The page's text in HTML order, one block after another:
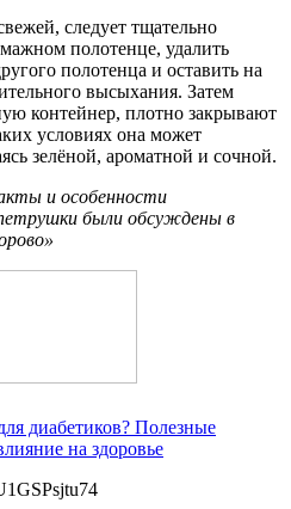
следует тщательно
полотенце, удалить
полотенца и оставить на
высыхания. Затем
контейнер, плотно закрывают
условиях она может
зелёной, ароматной и сочной.
и особенности
были обсуждены в
диабетиков? Полезные
на здоровье